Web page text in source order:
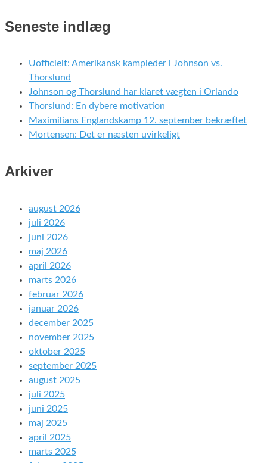
Seneste indlæg
Uofficielt: Amerikansk kampleder i Johnson vs.
Thorslund
Johnson og Thorslund har klaret vægten i Orlando
Thorslund: En dybere motivation
Maximilians Englandskamp 12. september bekræftet
Mortensen: Det er næsten uvirkeligt
Arkiver
august 2026
juli 2026
juni 2026
maj 2026
april 2026
marts 2026
februar 2026
januar 2026
december 2025
november 2025
oktober 2025
september 2025
august 2025
juli 2025
juni 2025
maj 2025
april 2025
marts 2025